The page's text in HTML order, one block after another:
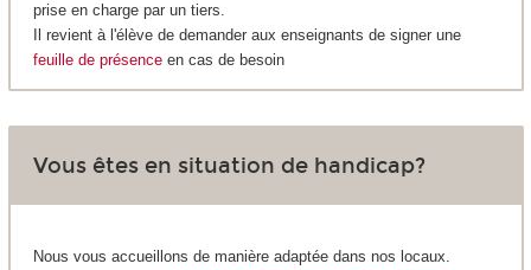
prise en charge par un tiers.
Il revient à l'élève de demander aux enseignants de signer une
feuille de présenceen cas de besoin
Vous êtes en situation de handicap?
Nous vous accueillons de manière adaptée dans nos locaux.